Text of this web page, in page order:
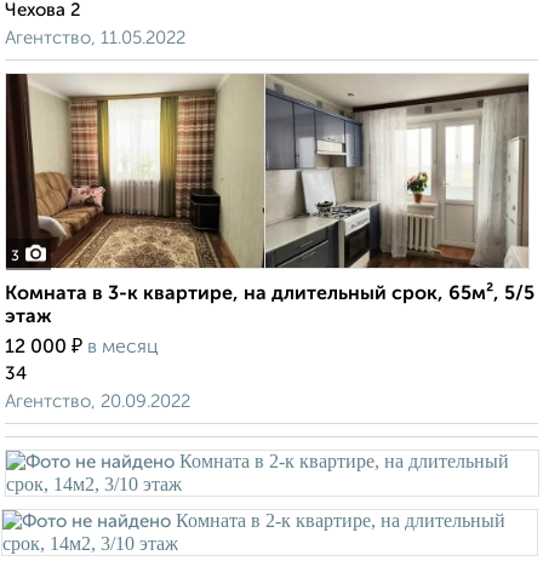
Чехова 2
Агентство, 11.05.2022
3
Комната в 3-к квартире, на длительный срок, 65м², 5/5
этаж
12 000 ₽ в месяц
34
Агентство, 20.09.2022